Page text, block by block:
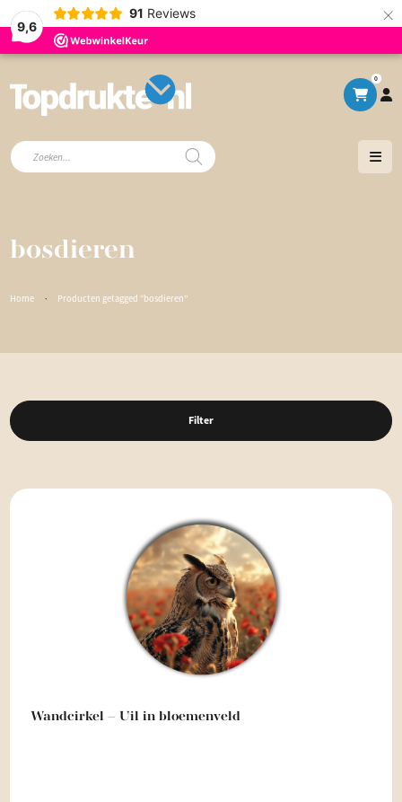
9,6
91 Reviews ×
0
Producten
zoeken
bosdieren
Home · Producten getagged “bosdieren”
Filter
Wandcirkel – Uil in bloemenveld